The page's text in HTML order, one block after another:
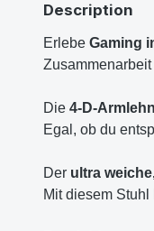
Description
Erlebe Gaming
Die 4-D-
Egal, ob du
Der ultra
Mit diesem